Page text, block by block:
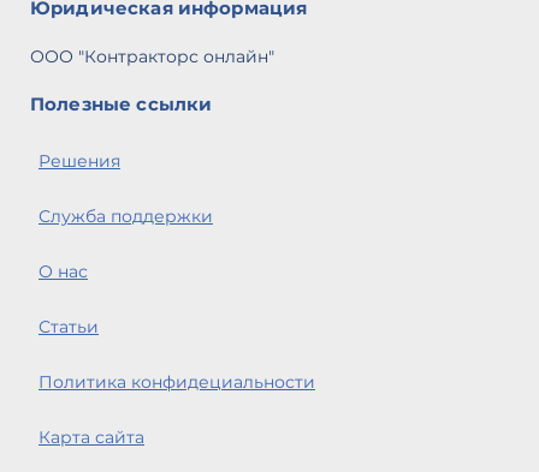
Юридическая информация
ООО "Контракторс онлайн"
Полезные ссылки
Решения
Служба поддержки
О нас
Статьи
Политика конфидециальности
Карта сайта